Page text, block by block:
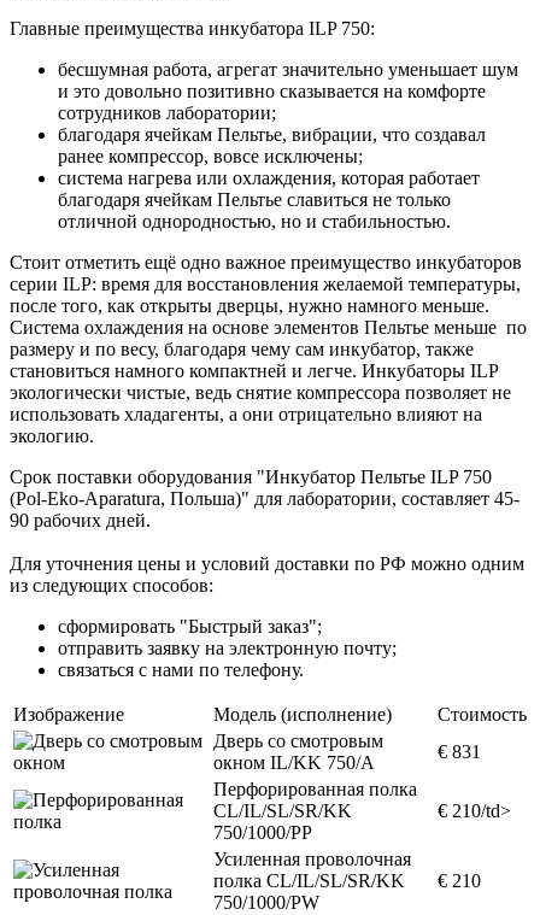
Главные преимущества инкубатора ILP 750:
бесшумная работа, агрегат значительно уменьшает шум
и это довольно позитивно сказывается на комфорте
сотрудников лаборатории;
благодаря ячейкам Пельтье, вибрации, что создавал
ранее компрессор, вовсе исключены;
система нагрева или охлаждения, которая работает
благодаря ячейкам Пельтье славиться не только
отличной однородностью, но и стабильностью.
Стоит отметить ещё одно важное преимущество инкубаторов
серии ILP: время для восстановления желаемой температуры,
после того, как открыты дверцы, нужно намного меньше.
Система охлаждения на основе элементов Пельтье меньше по
размеру и по весу, благодаря чему сам инкубатор, также
становиться намного компактней и легче. Инкубаторы ILP
экологически чистые, ведь снятие компрессора позволяет не
использовать хладагенты, а они отрицательно влияют на
экологию.
Срок поставки оборудования "Инкубатор Пельтье ILP 750
(Pol-Eko-Aparatura, Польша)" для лаборатории, составляет 45-
90 рабочих дней.
Для уточнения цены и условий доставки по РФ можно одним
из следующих способов:
сформировать "Быстрый заказ";
отправить заявку на электронную почту;
связаться с нами по телефону.
Изображение Модель (исполнение)
Стоимость
Дверь со смотровым
окном IL/KK 750/A
€ 831
Перфорированная полка
CL/IL/SL/SR/KK
750/1000/PP
€ 210/td>
Усиленная проволочная
полка CL/IL/SL/SR/KK
750/1000/PW
€ 210